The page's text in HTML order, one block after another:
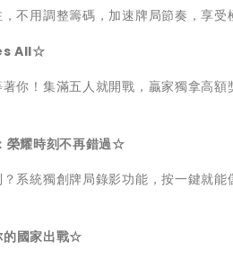
不用調整籌碼，加速牌局節奏，享受
All☆
你！集滿五人就開戰，贏家獨拿高
榮耀時刻不再錯過☆
系統獨創牌局錄影功能，按一鍵就
國家出戰☆